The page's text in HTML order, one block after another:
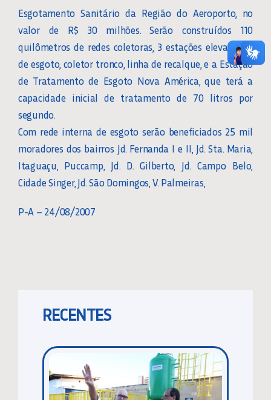
Esgotamento Sanitário da Região do Aeroporto, no
valor de R$ 30 milhões. Serão construídos 110
quilômetros de redes coletoras, 3 estações elevatórias
de esgoto, coletor tronco, linha de recalque, e a Estação
de Tratamento de Esgoto Nova América, que terá a
capacidade inicial de tratamento de 70 litros por
segundo.
Com rede interna de esgoto serão beneficiados 25 mil
moradores dos bairros Jd. Fernanda I e II, Jd. Sta. Maria,
Itaguaçu, Puccamp, Jd. D. Gilberto, Jd. Campo Belo,
Cidade Singer, Jd. São Domingos, V. Palmeiras,
P-A – 24/08/2007
RECENTES